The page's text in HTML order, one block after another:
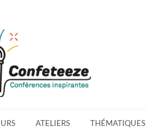
ATELIERS THÉMATIQUES